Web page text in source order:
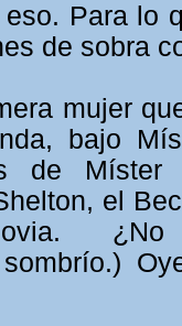
Para lo
de sobra
mujer
bajo
de Míster
el
¿No
sombrío.)